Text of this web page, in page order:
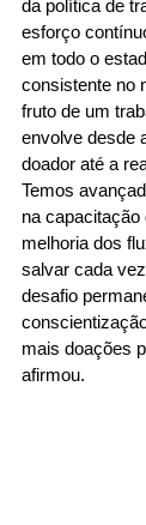
da política de
esforço
em todo o
consistente no
fruto de um
envolve desde
doador até a
Temos
na
melhoria dos
salvar cada
desafio
mais doações
afirmou.